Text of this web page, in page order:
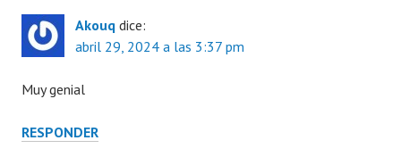
Akouq dice:
abril 29, 2024 a las 3:37 pm
Muy genial
RESPONDER